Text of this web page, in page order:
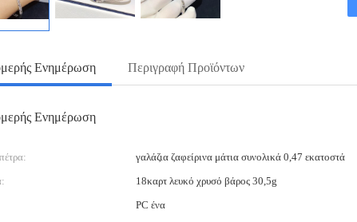
Ενημέρωση Περιγραφή Προϊόντων
Ενημέρωση
γαλάζια ζαφείρινα μάτια συνολικά 0,47 εκατοστά
18καρτ λευκό χρυσό βάρος 30,5g
PC ένα